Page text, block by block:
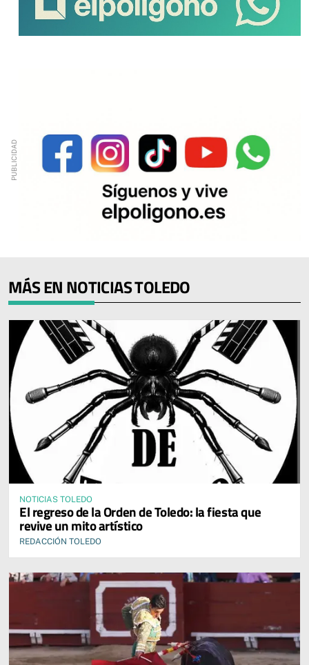
MÁS EN NOTICIAS TOLEDO
NOTICIAS TOLEDO
El regreso de la Orden de Toledo: la fiesta que
revive un mito artístico
REDACCIÓN TOLEDO